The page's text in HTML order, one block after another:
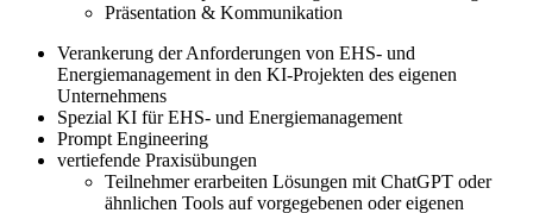
Präsentation & Kommunikation
Verankerung der Anforderungen von EHS- und
Energiemanagement in den KI-Projekten des eigenen
Unternehmens
Spezial KI für EHS- und Energiemanagement
Prompt Engineering
vertiefende Praxisübungen
Teilnehmer erarbeiten Lösungen mit ChatGPT oder
ähnlichen Tools auf vorgegebenen oder eigenen